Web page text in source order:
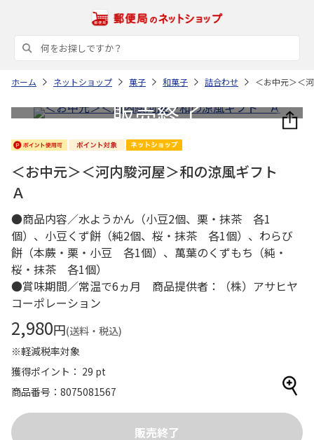
ホーム ネットショップ 菓子 和菓子 詰合わせ ＜お中元＞＜
＜お中元＞＜河内駿河屋＞和の涼風ギフト
Ａ
●商品内容／水ようかん（小豆2個、栗・抹茶 各1
個）、小豆くず餅（純2個、桜・抹茶 各1個）、わらび
餅（本蕨・栗・小豆 各1個）、萬葉のくずもち（純・
桜・抹茶 各1個）
●賞味期間／常温で6ヵ月 商品提供者：（株）アサヒヤ
コーポレーション
2,980円(送料・税込)
※軽減税率対象
獲得ポイント： 29 pt
商品番号
8075081567